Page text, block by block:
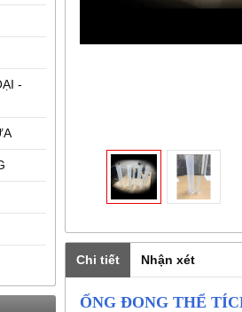
-
Chi tiết Nhận xét
ỐNG ĐONG THỂ